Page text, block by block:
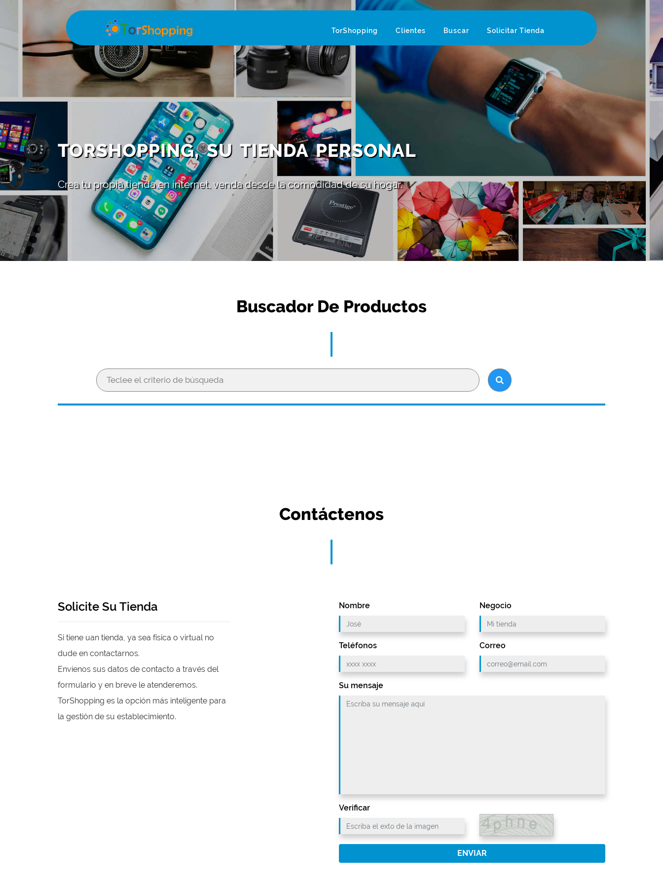
TorShopping Clientes Buscar Solicitar Tienda
TORSHOPPING, SU TIENDA PERSONAL
Crea tu propia tienda en internet, venda desde la comodidad de su hogar.
Buscador De Productos
Contáctenos
Solicite Su Tienda
Si tiene uan tienda, ya sea física o virtual no
dude en contactarnos.
Envíenos sus datos de contacto a través del
formulario y en breve le atenderemos.
TorShopping es la opción más inteligente para
la gestión de su establecimiento.
Nombre Negocio
Teléfonos Correo
Su mensaje
Verificar
ENVIAR